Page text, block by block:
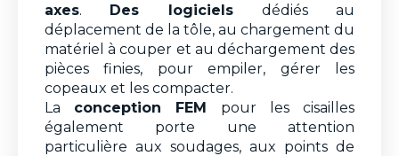
axes. Des logiciels dédiés au
déplacement de la tôle, au chargement du
matériel à couper et au déchargement des
pièces finies, pour empiler, gérer les
copeaux et les compacter.
La conception FEM pour les cisailles
également porte une attention
particulière aux soudages, aux points de